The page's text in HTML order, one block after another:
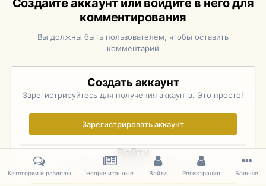
Создайте аккаунт или войдите в него для
комментирования
Вы должны быть пользователем, чтобы оставить
комментарий
Создать аккаунт
Зарегистрируйтесь для получения аккаунта. Это просто!
Зарегистрировать аккаунт
Войти
Уже зарегистрированы? Войдите здесь.
Категории и разделы Непрочитанные Войти Регистрация Больше